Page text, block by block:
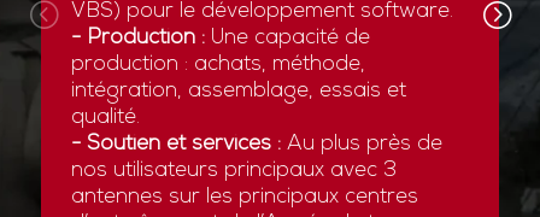
VBS) pour le développement software.
- Production :Une capacité de
production : achats, méthode,
intégration, assemblage, essais et
qualité.
- Soutien et services :Au plus près de
nos utilisateurs principaux avec 3
antennes sur les principaux centres